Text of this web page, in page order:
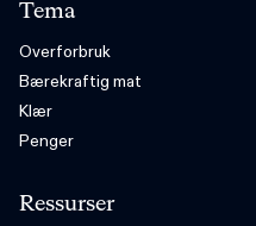
Tema
Overforbruk
Bærekraftig mat
Klær
Penger
Ressurser